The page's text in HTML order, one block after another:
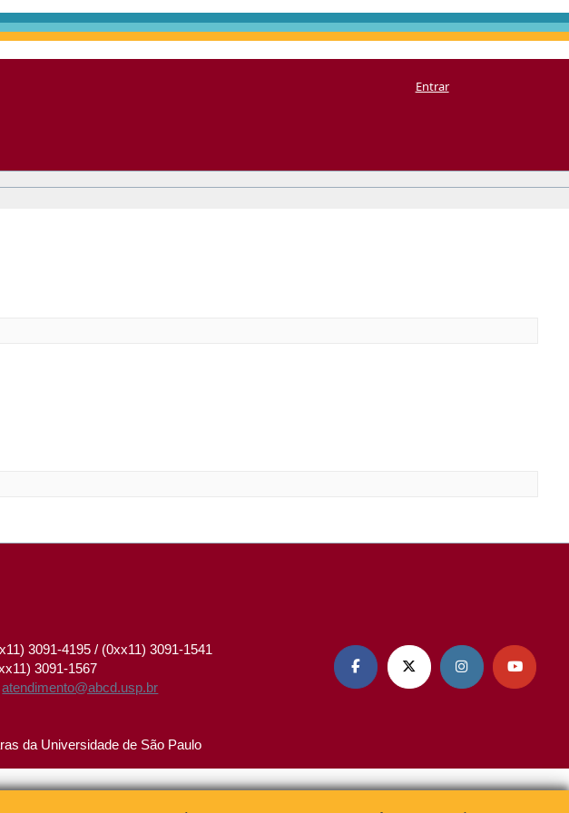
Entrar
3091-4195 / (0xx11) 3091-1541
3091-1567
atendimento@abcd.usp.br
   
da Universidade de São Paulo